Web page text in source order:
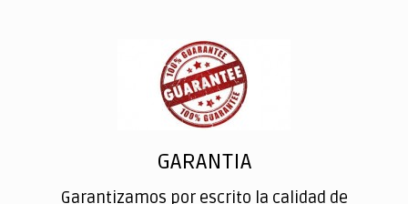
GARANTIA
Garantizamos por escrito la calidad de